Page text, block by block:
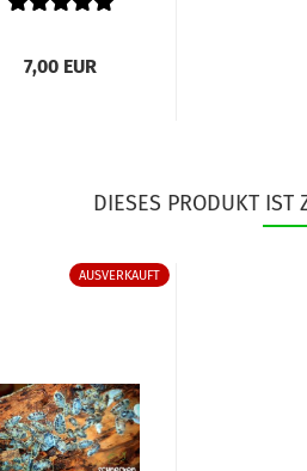
7,00 EUR
DIESES PRODUKT IST
AUSVERKAUFT